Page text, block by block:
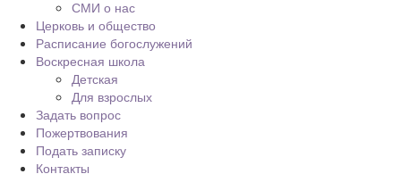
СМИ о нас
Церковь и общество
Расписание богослужений
Воскресная школа
Детская
Для взрослых
Задать вопрос
Пожертвования
Подать записку
Контакты